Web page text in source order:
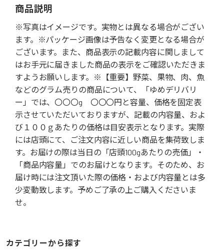
商品説明
※写真はイメージです。実物とは異なる場合がござい
ます。※パッケージ画像は予告なく変更となる場合が
ございます。また、商品表示の記載内容に関しまして
はお手元に届きました商品の表示をご確認いただきま
すようお願いします。※【重要】野菜、果物、肉、魚
などのグラム売りの商品について、「ゆめデリバリ
ー」では、〇〇〇g 〇〇〇円と容量、価格を固定表
示させていただいておりますが、記載の内容量、およ
び１００ｇあたりの価格は目安表示となります。実際
には店頭にて、ご注文内容に近しい商品を集荷致しま
す。お届けの際は当日の「店頭100gあたりの売価」・
「商品内容量」でのお届けとなります。そのため、お
届け時には注文頂いた際の価格・および内容量とは多
少変動致します。予めご了承の上ご購入くださいま
せ。
カテゴリーから探す